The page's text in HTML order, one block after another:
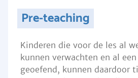
Pre-teaching
Kinderen die voor de les al
kunnen verwachten en al
geoefend, kunnen daardoor